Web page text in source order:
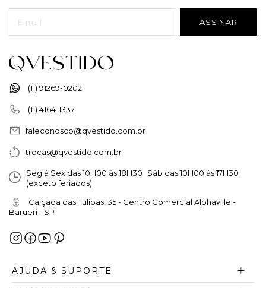
(11) 91269-0202
(11) 4164-1337
faleconosco@qvestido.com.br
trocas@qvestido.com.br
Seg à Sex das 10H00 às 18H30 Sáb das 10H00 às 17H30
(exceto feriados)
Calçada das Tulipas, 35 - Centro Comercial Alphaville -
Barueri - SP
AJUDA & SUPORTE